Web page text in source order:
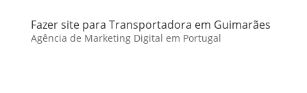
Fazer site para Transportadora em Guimarães
Agência de Marketing Digital em Portugal